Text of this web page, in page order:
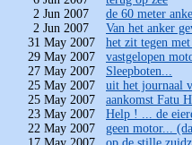
2 Jun 2007
de 60 meter
2 Jun 2007
Van het anker
31 May 2007
het zit tegen
29 May 2007
vastgelopen
27 May 2007
Sleepboten...
25 May 2007
uit het journaal
25 May 2007
aankomst Fatu
23 May 2007
Help ! ... de
22 May 2007
geen motor...